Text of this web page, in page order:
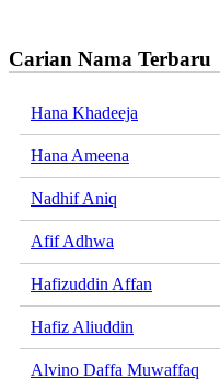
Carian Nama Terbaru
Hana Khadeeja
Hana Ameena
Nadhif Aniq
Afif Adhwa
Hafizuddin Affan
Hafiz Aliuddin
Alvino Daffa Muwaffaq